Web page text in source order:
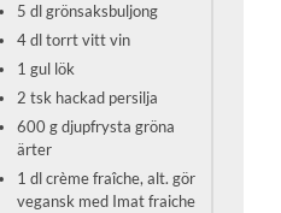
5 dl grönsaksbuljong
4 dl torrt vitt vin
1 gul lök
2 tsk hackad persilja
600 g djupfrysta gröna
ärter
1 dl crème fraîche, alt. gör
vegansk med Imat fraiche